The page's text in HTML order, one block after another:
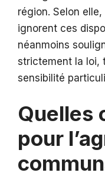
région. Selon
ignorent ces
néanmoins
strictement la loi,
sensibilité
Quelles
pour